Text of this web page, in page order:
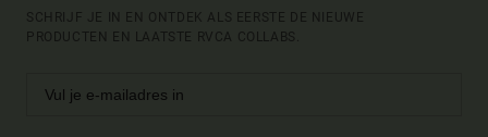
SCHRIJF JE IN EN ONTDEK ALS EERSTE DE NIEUWE
PRODUCTEN EN LAATSTE RVCA COLLABS.